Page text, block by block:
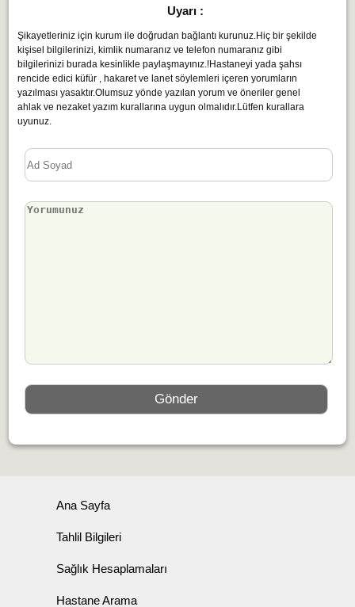
Uyarı :
Şikayetleriniz için kurum ile doğrudan bağlantı kurunuz.Hiç bir şekilde
kişisel bilgilerinizi, kimlik numaranız ve telefon numaranız gibi
bilgilerinizi burada kesinlikle paylaşmayınız.!Hastaneyi yada şahsı
rencide edici küfür , hakaret ve lanet söylemleri içeren yorumların
yazılması yasaktır.Olumsuz yönde yazılan yorum ve öneriler genel
ahlak ve nezaket yazım kurallarına uygun olmalıdır.Lütfen kurallara
uyunuz.
Ana Sayfa
Tahlil Bilgileri
Sağlık Hesaplamaları
Hastane Arama